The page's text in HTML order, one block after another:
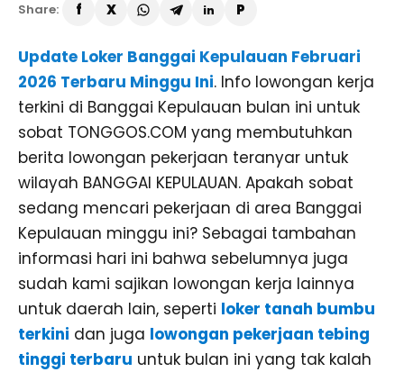
Share:
Update Loker Banggai Kepulauan Februari
2026 Terbaru Minggu Ini. Info lowongan kerja
terkini di Banggai Kepulauan bulan ini untuk
sobat TONGGOS.COM yang membutuhkan
berita lowongan pekerjaan teranyar untuk
wilayah BANGGAI KEPULAUAN. Apakah sobat
sedang mencari pekerjaan di area Banggai
Kepulauan minggu ini? Sebagai tambahan
informasi hari ini bahwa sebelumnya juga
sudah kami sajikan lowongan kerja lainnya
untuk daerah lain, seperti loker tanah bumbu
terkini dan juga lowongan pekerjaan tebing
tinggi terbaru untuk bulan ini yang tak kalah